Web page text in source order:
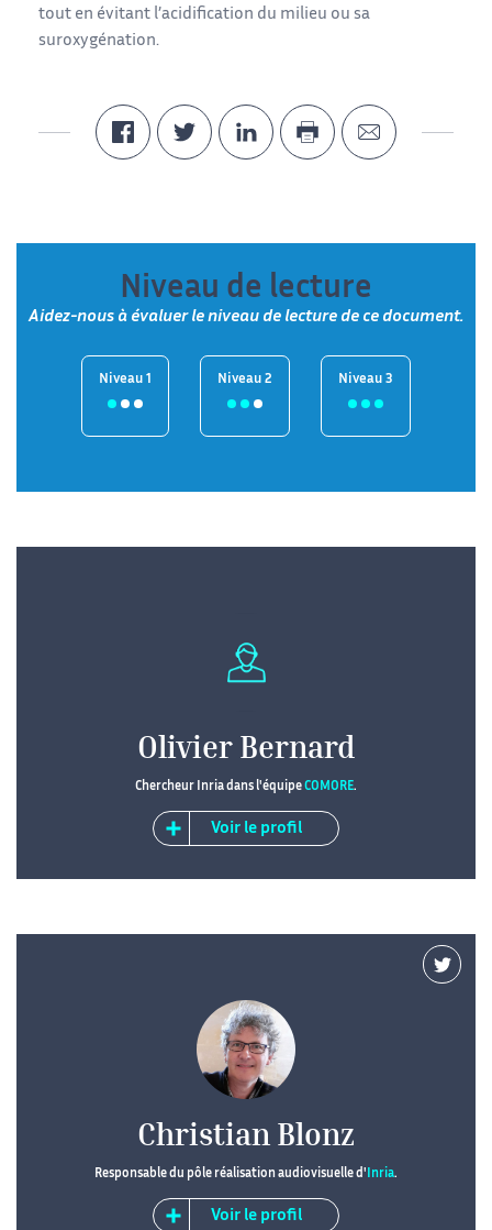
tout en évitant l’acidification du milieu ou sa
suroxygénation.
Niveau de lecture
Aidez-nous à évaluer le niveau de lecture de ce document.
Niveau 1 Niveau 2 Niveau 3
Olivier Bernard
Chercheur Inria dans l'équipe COMORE.
Voir le profil
Christian Blonz
Responsable du pôle réalisation audiovisuelle d' Inria.
Voir le profil